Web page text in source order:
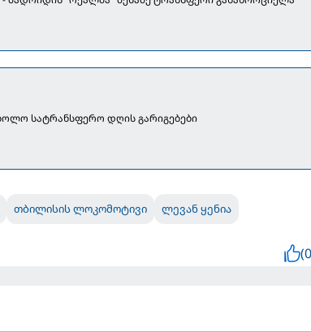
სატრანსფერო დღის გარიგებები
თბილისის ლოკომოტივი ლევან ყენია